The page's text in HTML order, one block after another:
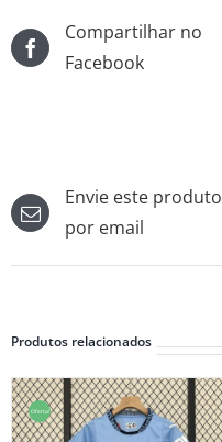
Compartilhar no
Facebook
Envie este produto
por email
Produtos relacionados
Oferta!